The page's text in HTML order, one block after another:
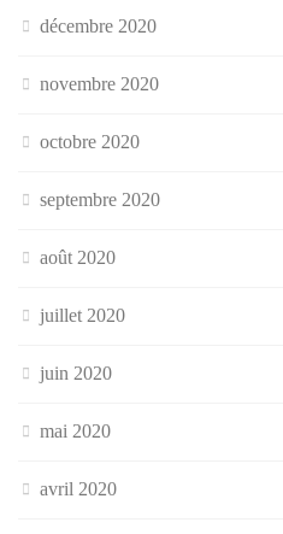
décembre 2020
novembre 2020
octobre 2020
septembre 2020
août 2020
juillet 2020
juin 2020
mai 2020
avril 2020